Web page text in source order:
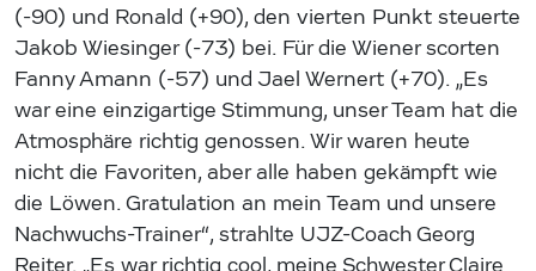
(-90) und Ronald (+90), den vierten Punkt steuerte
Jakob Wiesinger (-73) bei. Für die Wiener scorten
Fanny Amann (-57) und Jael Wernert (+70). „Es
war eine einzigartige Stimmung, unser Team hat die
Atmosphäre richtig genossen. Wir waren heute
nicht die Favoriten, aber alle haben gekämpft wie
die Löwen. Gratulation an mein Team und unsere
Nachwuchs-Trainer“, strahlte UJZ-Coach Georg
Reiter. „Es war richtig cool, meine Schwester Claire